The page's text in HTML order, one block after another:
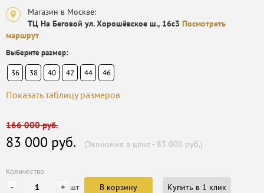
Магазин в Москве:
ТЦ На Беговой ул. Хорошёвское ш., 16с3 Посмотреть
маршрут
Выберите размер:
36
38 40 42 44 46
Показать таблицу размеров
166 000 руб.
83 000 руб. (Экономия в цене - 83 000 руб.)
Количество
- + шт В корзину Купить в 1 клик